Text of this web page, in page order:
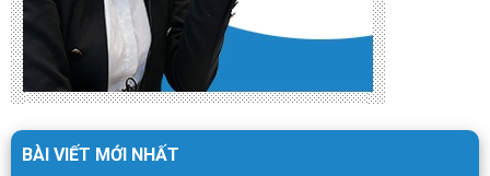
Phí dịch vụ quản lý vận hành chung cư: Quy
định Cư Dân cần biết!